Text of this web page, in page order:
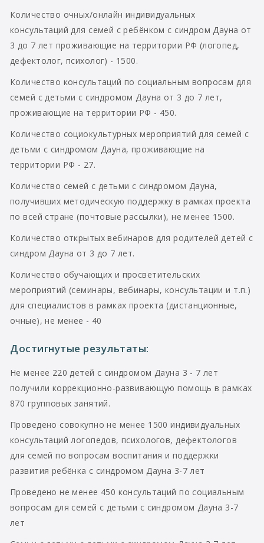
Количество очных/онлайн индивидуальных
консультаций для семей с ребёнком с синдром Дауна от
3 до 7 лет проживающие на территории РФ (логопед,
дефектолог, психолог) - 1500.
Количество консультаций по социальным вопросам для
семей с детьми с синдромом Дауна от 3 до 7 лет,
проживающие на территории РФ - 450.
Количество социокультурных мероприятий для семей с
детьми с синдромом Дауна, проживающие на
территории РФ - 27.
Количество семей с детьми с синдромом Дауна,
получивших методическую поддержку в рамках проекта
по всей стране (почтовые рассылки), не менее 1500.
Количество открытых вебинаров для родителей детей с
синдром Дауна от 3 до 7 лет.
Количество обучающих и просветительских
мероприятий (семинары, вебинары, консультации и т.п.)
для специалистов в рамках проекта (дистанционные,
очные), не менее - 40
Достигнутые результаты:
Не менее 220 детей с синдромом Дауна 3 - 7 лет
получили коррекционно-развивающую помощь в рамках
870 групповых занятий.
Проведено совокупно не менее 1500 индивидуальных
консультаций логопедов, психологов, дефектологов
для семей по вопросам воспитания и поддержки
развития ребёнка с синдромом Дауна 3-7 лет
Проведено не менее 450 консультаций по социальным
вопросам для семей с детьми с синдромом Дауна 3-7
лет